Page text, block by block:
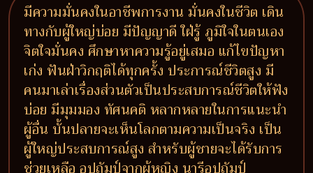
มีความมั่นคงในอาชีพการงาน มั่นคงในชีวิต เดิน
ทางกับผู้ใหญ่บ่อย มีปัญญาดี ใฝ่รู้ ภูมิใจในตนเอง
จิตใจมั่นคง ศึกษาหาความรู้อยู่เสมอ แก้ไขปัญหา
เก่ง ฟันฝ่าวิกฤติได้ทุกครั้ง ประการณ์ชีวิตสูง มี
คนมาเล่าเรื่องส่วนตัวเป็นประสบการณ์ชีวิตให้ฟัง
บ่อย มีมุมมอง ทัศนคติ หลากหลายในการแนะนำ
ผู้อื่น บั้นปลายจะเห็นโลกตามความเป็นจริง เป็น
ผู้ใหญ่ประสบการณ์สูง สำหรับผู้ชายจะได้รับการ